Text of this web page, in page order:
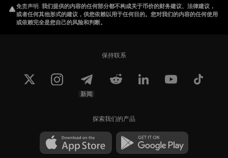
免责声明. 我们提供的内容的任何部分都不构成关于币价的财务建议、法律建议，
或者任何其他形式的建议，供您依赖以用于任何目的。您对我们的内容的任何使用
或依赖完全是您自己的风险和判断。
保持联系
新闻
探索我们的产品